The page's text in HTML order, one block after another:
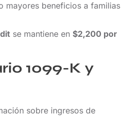
mayores beneficios a familias
se mantiene en $2,200 por
1099-K y
sobre ingresos de